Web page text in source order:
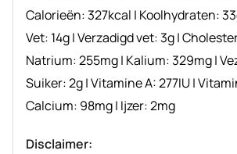
Calorieën:327kcal | Koolhydraten:33
Vet: 14g|Verzadigd vet:3g|
Natrium:255mg| Kalium:329mg|
Suiker:2g|Vitamine A:277IU|
Calcium: 98mg| Ijzer:2mg
Disclaimer: